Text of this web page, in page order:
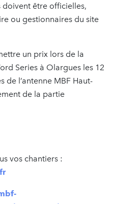
doivent être officielles,
ou gestionnaires du site
un prix lors de la
Series à Olargues les 12
de l’antenne MBF Haut-
de la partie
vos chantiers :